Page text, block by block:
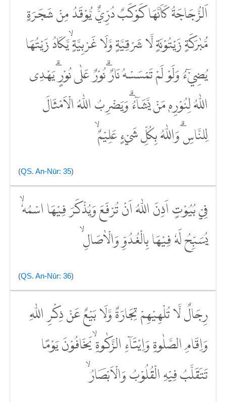
اَلزُّجَاجَةُ كَاَنَّهَا كَوْكَبٌ دُرِّيٌّ يُّوْقَدُ مِنْ شَجَرَةٍ
مُّبٰرَكَةٍ زَيْتُوْنَةٍ لَّا شَرْقِيَّةٍ وَّلَا غَرْبِيَّةٍۙ يَّكَادُ زَيْتُهَا
يُضِيْۤءُ وَلَوْ لَمْ تَمْسَسْهُ نَارٌۗ نُوْرٌ عَلٰى نُوْرٍۗ يَهْدِى
اللّٰهُ لِنُوْرِهٖ مَنْ يَّشَاۤءُۗ وَيَضْرِبُ اللّٰهُ الْاَمْثَالَ
لِلنَّاسِۗ وَاللّٰهُ بِكُلِّ شَيْءٍ عَلِيْمٌ ۙ
(QS. An-Nūr: 35)
فِيْ بُيُوْتٍ اَذِنَ اللّٰهُ اَنْ تُرْفَعَ وَيُذْكَرَ فِيْهَا اسْمُهٗۙ
يُسَبِّحُ لَهٗ فِيْهَا بِالْغُدُوِّ وَالْاٰصَالِ ۙ
(QS. An-Nūr: 36)
رِجَالٌ لَّا تُلْهِيْهِمْ تِجَارَةٌ وَّلَا بَيْعٌ عَنْ ذِكْرِ اللّٰهِ
وَاِقَامِ الصَّلٰوةِ وَاِيْتَاۤءِ الزَّكٰوةِ ۙيَخَافُوْنَ يَوْمًا
تَتَقَلَّبُ فِيْهِ الْقُلُوْبُ وَالْاَبْصَارُ ۙ